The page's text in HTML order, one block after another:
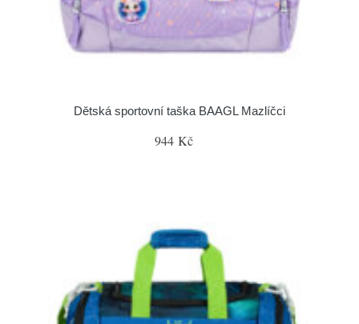
Dětská sportovní taška BAAGL Mazlíčci
944 Kč